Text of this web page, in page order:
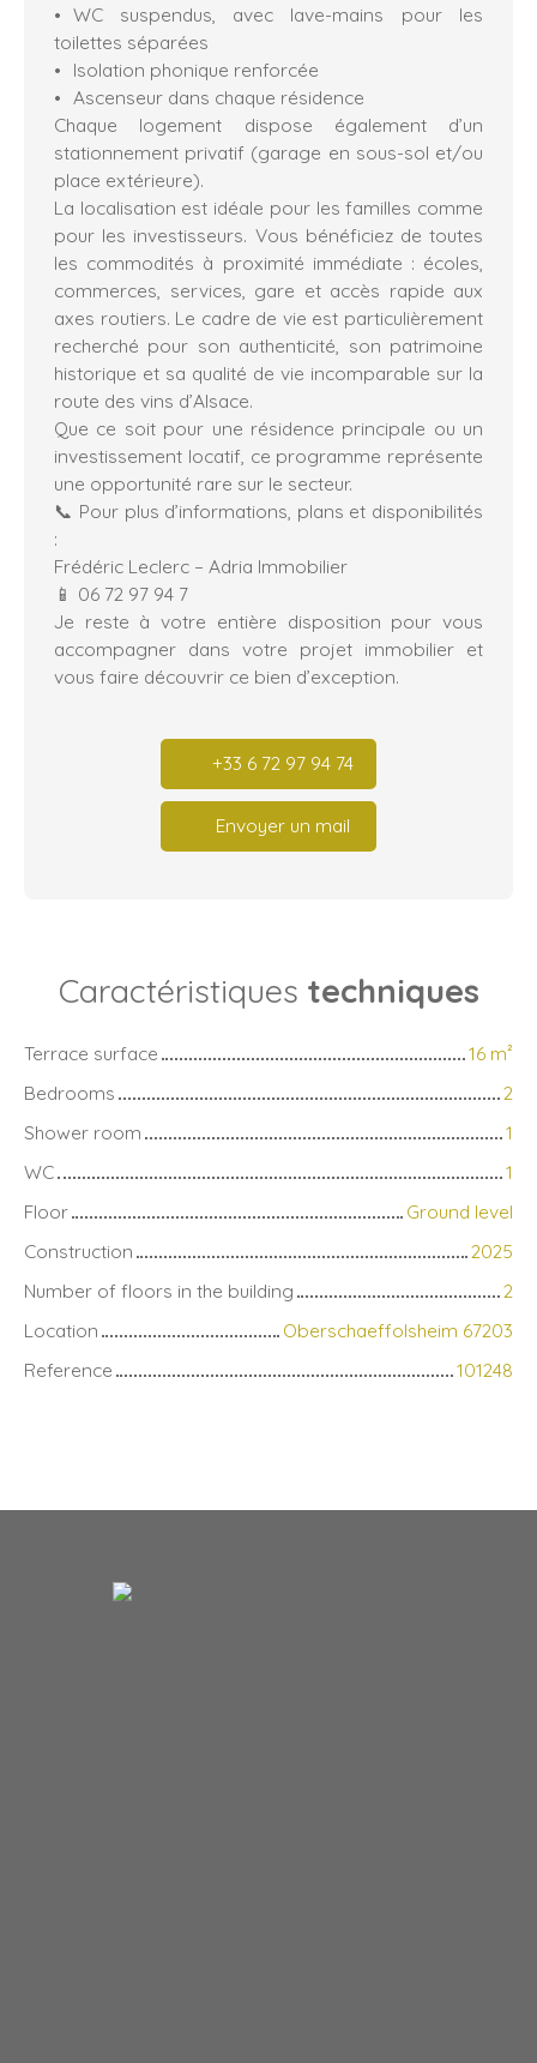
WC suspendus, avec lave-mains pour les
toilettes séparées
Isolation phonique renforcée
Ascenseur dans chaque résidence
Chaque logement dispose également d’un
stationnement privatif (garage en sous-sol et/ou
place extérieure).
La localisation est idéale pour les familles comme
pour les investisseurs. Vous bénéficiez de toutes
les commodités à proximité immédiate : écoles,
commerces, services, gare et accès rapide aux
axes routiers. Le cadre de vie est particulièrement
recherché pour son authenticité, son patrimoine
historique et sa qualité de vie incomparable sur la
route des vins d’Alsace.
Que ce soit pour une résidence principale ou un
investissement locatif, ce programme représente
une opportunité rare sur le secteur.
📞 Pour plus d’informations, plans et disponibilités
:
Frédéric Leclerc – Adria Immobilier
📱 06 72 97 94 7
Je reste à votre entière disposition pour vous
accompagner dans votre projet immobilier et
vous faire découvrir ce bien d’exception.
+33 6 72 97 94 74
Envoyer un mail
Caractéristiques techniques
Terrace surface 16 m²
Bedrooms
2
Shower room
1
WC
1
Floor
Ground level
Construction
2025
Number of floors in the building
2
Location
Oberschaeffolsheim 67203
Reference
101248